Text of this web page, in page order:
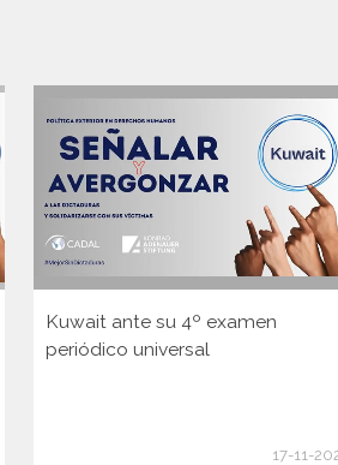
Kuwait ante su 4º examen
periódico universal
17-11-